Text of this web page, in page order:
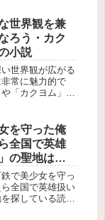
作の続きに関す
。アキカン！...
世界観を兼
ろう・カク
小説
世界観が広がる
常に魅力的で
「カクヨム」な
す。この記事で
世界観を兼ね備
を守った俺
全国で英雄
の聖地はど
で美少女を守っ
全国で英雄扱い
探している読者